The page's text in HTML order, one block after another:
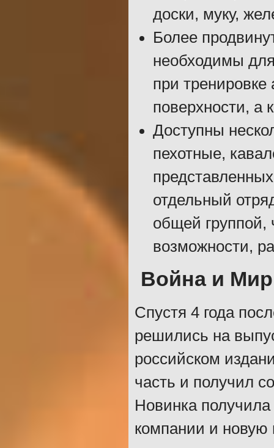
доски, муку,
Более
необходимы
при тренировке
поверхности, а
Доступны
пехотные,
отдельный
общей группой,
возможности,
Война и
Спустя 4 года
решились на
российском
часть и получил
Новинка
компании и новую